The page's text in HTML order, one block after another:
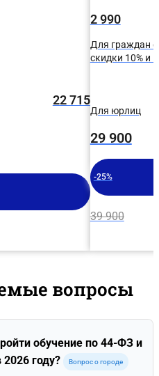
22 715
2 990
Для граждан с
скидки 10% и
Для юрлиц
29 900
-25%
39 900
вопросы
обучение по 44-ФЗ и
году?
Вопрос о городе